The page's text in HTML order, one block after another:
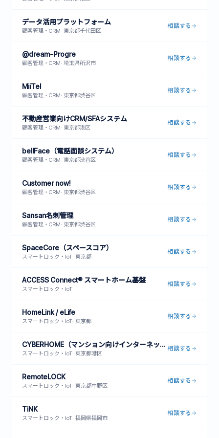
データ活用プラットフォーム
顧客管理・CRM· 東京都千代田区
相談する
@dream-Progre
顧客管理・CRM· 埼玉県所沢市
相談する
MiiTel
顧客管理・CRM· 東京都渋谷区
相談する
不動産営業向けCRM/SFAシステム
顧客管理・CRM· 東京都港区
相談する
bellFace（電話面談システム）
顧客管理・CRM· 東京都渋谷区
相談する
Customer now!
顧客管理・CRM· 東京都渋谷区
相談する
Sansan名刺管理
顧客管理・CRM· 東京都渋谷区
相談する
SpaceCore（スペースコア）
スマートロック・IoT· 東京都
相談する
ACCESS Connect® スマートホーム基盤
スマートロック・IoT
相談する
HomeLink / eLife
スマートロック・IoT· 東京都
相談する
CYBERHOME（マンション向けインターネット一括型）
スマートロック・IoT· 東京都港区
相談する
RemoteLOCK
スマートロック・IoT· 東京都中野区
相談する
TiNK
スマートロック・IoT· 福岡県福岡市
相談する